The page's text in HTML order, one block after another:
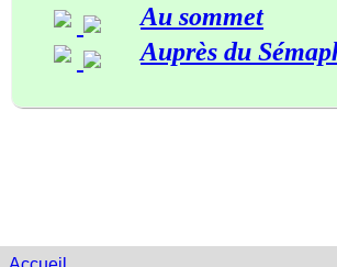
Au sommet
Auprès du